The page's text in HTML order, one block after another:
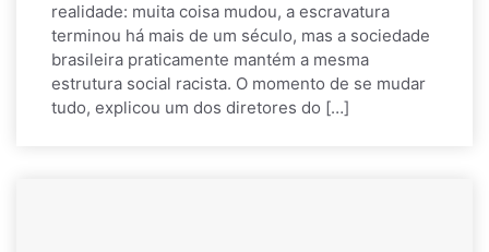
realidade: muita coisa mudou, a escravatura
terminou há mais de um século, mas a sociedade
brasileira praticamente mantém a mesma
estrutura social racista. O momento de se mudar
tudo, explicou um dos diretores do […]